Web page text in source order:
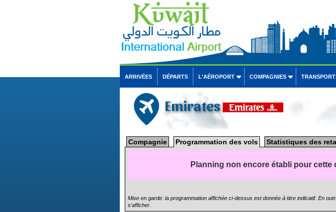
ARRIVÉES DÉPARTS L'AÉROPORT COMPAGNIES
Emirates
Compagnie Programmation des vols Statistiques des
Planning non encore établi pour cette
Mise en garde: la programmation affichée ci-dessus est donnée à titre indicatif. En
s'afficher.